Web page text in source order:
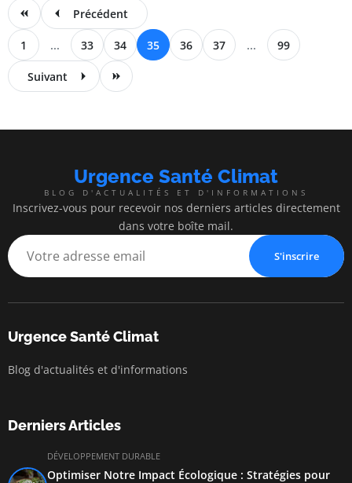
Précédent
1 ... 33 34 35 36 37 ... 99
Suivant
Urgence Santé Climat
BLOG D'ACTUALITÉS ET D'INFORMATIONS
Inscrivez-vous pour recevoir nos derniers articles directement
dans votre boîte mail.
S'inscrire
Urgence Santé Climat
Blog d'actualités et d'informations
Derniers Articles
DÉVELOPPEMENT DURABLE
Optimiser Notre Impact Écologique : Stratégies pour